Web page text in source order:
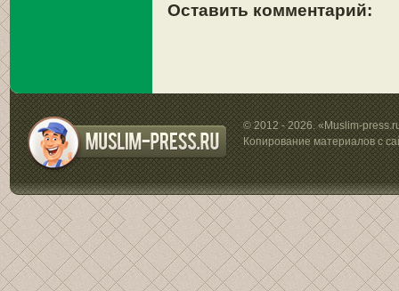
Оставить комментарий:
© 2012 - 2026. «Muslim-
Копирование материалов с